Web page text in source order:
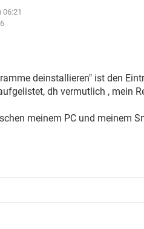
06:21
deinstallieren" ist den
dh vermutlich , mein
meinem PC und meinem